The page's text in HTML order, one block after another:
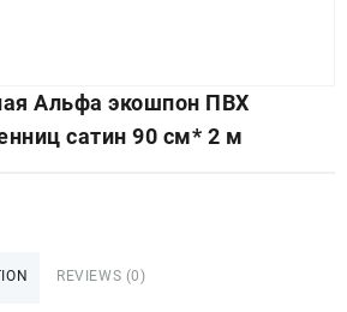
Альфа экошпон ПВХ
сатин 90 см* 2 м
REVIEWS (0)